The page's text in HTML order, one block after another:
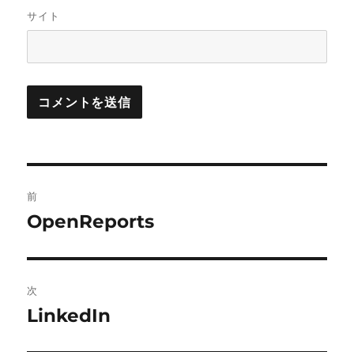
サイト
稿
ビ
ゲ
前
前
投
稿:
OpenReports
次
次
LinkedIn